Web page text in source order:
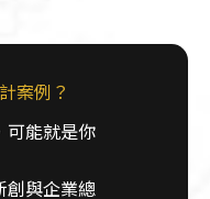
案例？
可能就是你
創與企業總